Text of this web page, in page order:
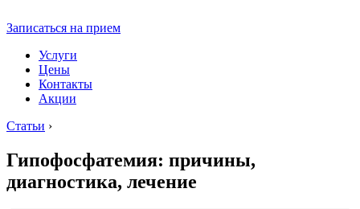
Записаться на прием
Услуги
Цены
Контакты
Акции
Статьи ›
Гипофосфатемия: причины,
диагностика, лечение